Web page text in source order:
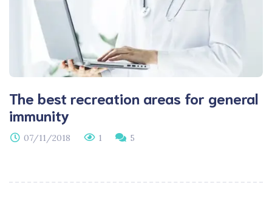
The best recreation areas for general
immunity
07/11/2018 1 5